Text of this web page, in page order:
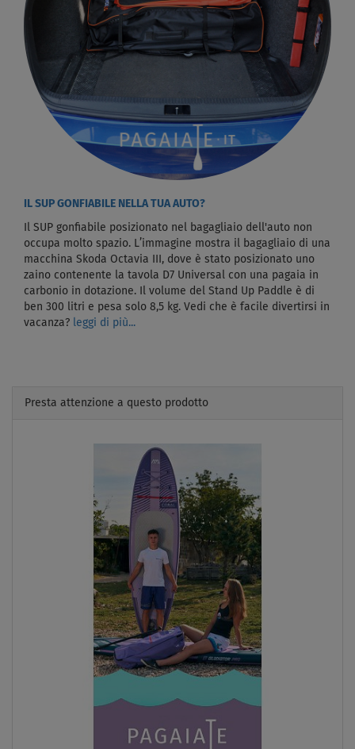
IL SUP GONFIABILE NELLA TUA AUTO?
Il SUP gonfiabile posizionato nel bagagliaio dell'auto non
occupa molto spazio. L’immagine mostra il bagagliaio di una
macchina Skoda Octavia III, dove è stato posizionato uno
zaino contenente la tavola D7 Universal con una pagaia in
carbonio in dotazione. Il volume del Stand Up Paddle è di
ben 300 litri e pesa solo 8,5 kg. Vedi che è facile divertirsi in
vacanza? leggi di più...
Presta attenzione a questo prodotto